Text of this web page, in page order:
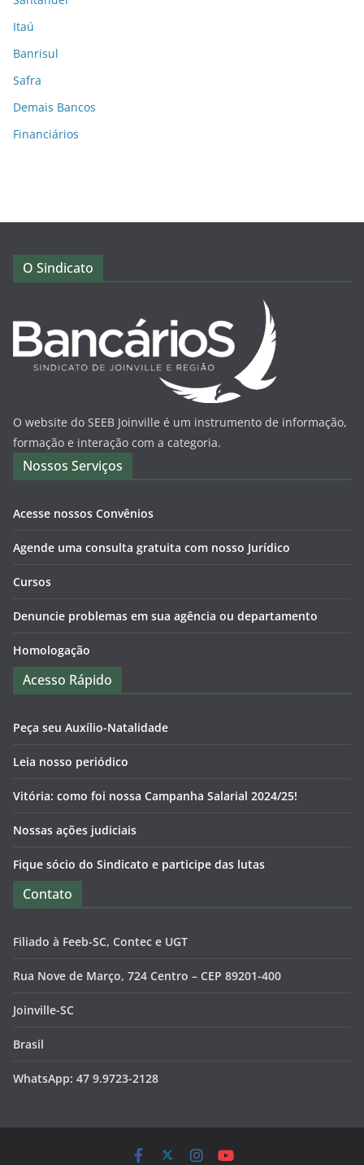
Itaú
Banrisul
Safra
Demais Bancos
Financiários
O Sindicato
O website do SEEB Joinville é um instrumento de informação,
formação e interação com a categoria.
Nossos Serviços
Acesse nossos Convênios
Agende uma consulta gratuita com nosso Jurídico
Cursos
Denuncie problemas em sua agência ou departamento
Homologação
Acesso Rápido
Peça seu Auxílio-Natalidade
Leia nosso periódico
Vitória: como foi nossa Campanha Salarial 2024/25!
Nossas ações judiciais
Fique sócio do Sindicato e participe das lutas
Contato
Filiado à Feeb-SC, Contec e UGT
Rua Nove de Março, 724 Centro – CEP 89201-400
Joinville-SC
Brasil
WhatsApp: 47 9.9723-2128